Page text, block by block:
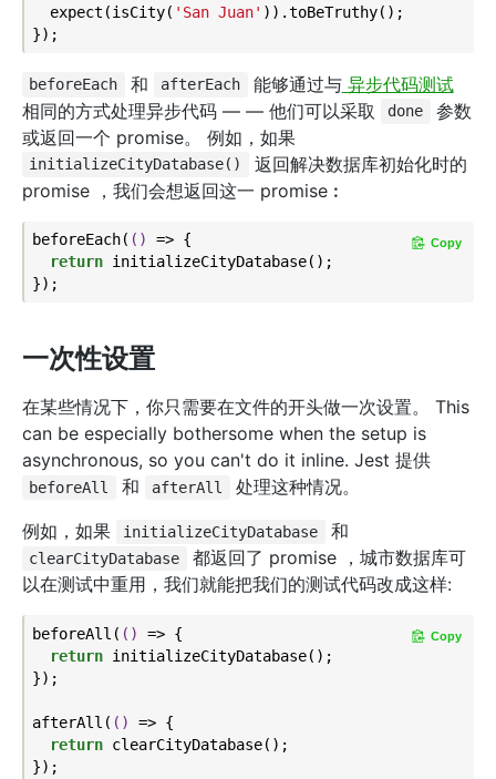
  expect(isCity(
'San Juan' )).toBeTruthy();
beforeEach 和 afterEach 能够通过与异步代码测试
相同的方式处理异步代码 — — 他们可以采取
done
参数
或返回一个 promise。 例如，如果
initializeCityDatabase()
返回解决数据库初始化时的
promise ，我们会想返回这一 promise︰
beforeEach( () => {
return initializeCityDatabase();
Copy
一次性设置
在某些情况下，你只需要在文件的开头做一次设置。 This
can be especially bothersome when the setup is
asynchronous, so you can't do it inline. Jest 提供
beforeAll 和 afterAll
处理这种情况。
例如，如果
initializeCityDatabase 和
clearCityDatabase
都返回了 promise ，城市数据库可
以在测试中重用，我们就能把我们的测试代码改成这样:
beforeAll( () => {
return initializeCityDatabase();
});
afterAll( () => {
return clearCityDatabase();
});
Copy